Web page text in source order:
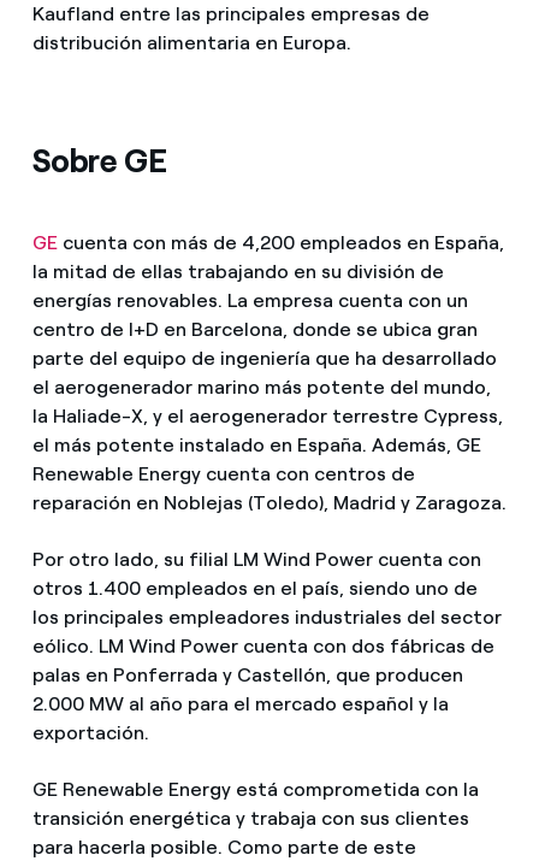
Kaufland entre las principales empresas de
distribución alimentaria en Europa.
Sobre GE
GEcuenta con más de 4,200 empleados en España,
la mitad de ellas trabajando en su división de
energías renovables. La empresa cuenta con un
centro de I+D en Barcelona, donde se ubica gran
parte del equipo de ingeniería que ha desarrollado
el aerogenerador marino más potente del mundo,
la Haliade-X, y el aerogenerador terrestre Cypress,
el más potente instalado en España. Además, GE
Renewable Energy cuenta con centros de
reparación en Noblejas (Toledo), Madrid y Zaragoza.
Por otro lado, su filial LM Wind Power cuenta con
otros 1.400 empleados en el país, siendo uno de
los principales empleadores industriales del sector
eólico. LM Wind Power cuenta con dos fábricas de
palas en Ponferrada y Castellón, que producen
2.000 MW al año para el mercado español y la
exportación.
GE Renewable Energy está comprometida con la
transición energética y trabaja con sus clientes
para hacerla posible. Como parte de este